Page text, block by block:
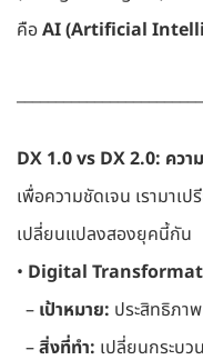
คือAI (Artificial
DX 1.0 vs DX 2.0: ควา
เพื่อความชัดเจน เรามาเ
เปลี่ยนแปลงสองยุคนี้กัน
• Digital
– เป้าหมาย: ประสิทธิภา
–สิ่งที่ทำ: เปลี่ยนกระบ